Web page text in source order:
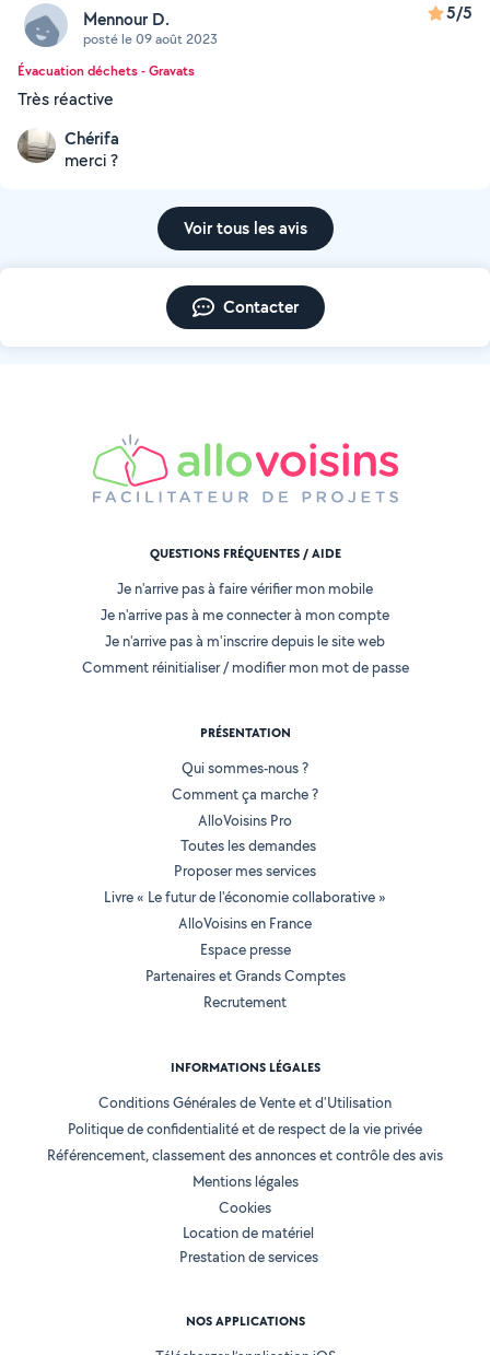
Mennour D.
posté le 09 août 2023
5/5
Évacuation déchets - Gravats
Très réactive
Chérifa
merci ?
Voir tous les avis
Contacter
QUESTIONS FRÉQUENTES / AIDE
Je n'arrive pas à faire vérifier mon mobile
Je n'arrive pas à me connecter à mon compte
Je n'arrive pas à m'inscrire depuis le site web
Comment réinitialiser / modifier mon mot de passe
PRÉSENTATION
Qui sommes-nous ?
Comment ça marche ?
AlloVoisins Pro
Toutes les demandes
Proposer mes services
Livre « Le futur de l'économie collaborative »
AlloVoisins en France
Espace presse
Partenaires et Grands Comptes
Recrutement
INFORMATIONS LÉGALES
Conditions Générales de Vente et d'Utilisation
Politique de confidentialité et de respect de la vie privée
Référencement, classement des annonces et contrôle des avis
Mentions légales
Cookies
Location de matériel
Prestation de services
NOS APPLICATIONS